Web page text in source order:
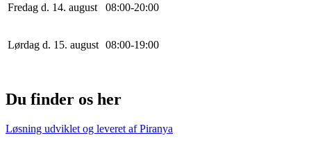
Fredag d. 14. august 08:00-20:00
Lørdag d. 15. august 08:00-19:00
Du finder os her
Løsning udviklet og leveret afPiranya